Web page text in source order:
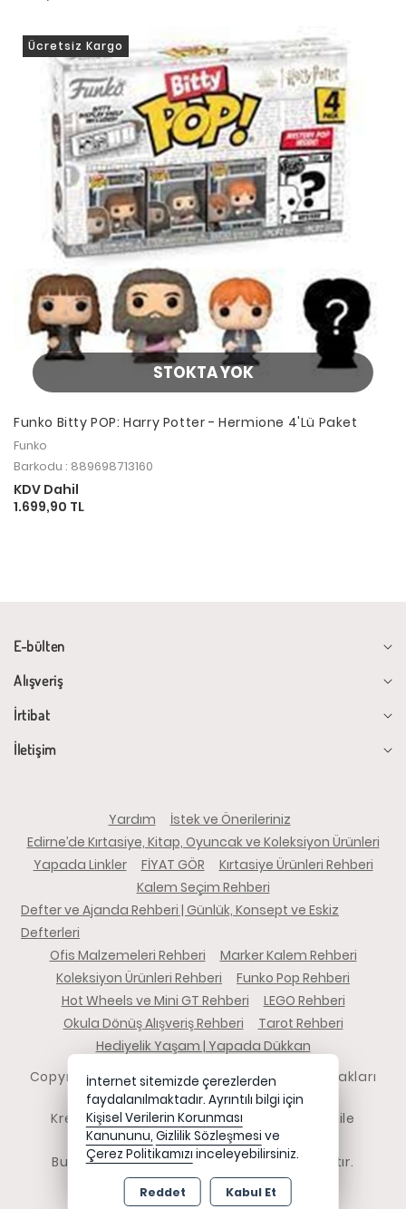
STOKTA YOK
Ücretsiz Kargo
Funko Bitty POP: Harry Potter - Hermione 4'Lü Paket
Funko
Barkodu : 889698713160
KDV Dahil
1.699,90 TL
E-bülten
Alışveriş
İrtibat
İletişim
Yardım
İstek ve Önerileriniz
Edirne’de Kırtasiye, Kitap, Oyuncak ve Koleksiyon Ürünleri
Yapada Linkler
FİYAT GÖR
Kırtasiye Ürünleri Rehberi
Kalem Seçim Rehberi
Defter ve Ajanda Rehberi | Günlük, Konsept ve Eskiz
Defterleri
Ofis Malzemeleri Rehberi
Marker Kalem Rehberi
Koleksiyon Ürünleri Rehberi
Funko Pop Rehberi
Hot Wheels ve Mini GT Rehberi
LEGO Rehberi
Okula Dönüş Alışveriş Rehberi
Tarot Rehberi
Hediyelik Yaşam | Yapada Dükkan
Copyright 2026 yapadadukkan.com - Tüm hakları
saklıdır.
Kredi kartı bilgileriniz 256bit SSL sertifikası ile
korunmaktadır.
Bu site AKINSOFT E-Ticaret ile hazırlanmıştır.
İnternet sitemizde çerezlerden
faydalanılmaktadır. Ayrıntılı bilgi için
Kişisel Verilerin Korunması
Kanununu, Gizlilik Sözleşmesi ve
Çerez Politikamızı inceleyebilirsiniz.
Reddet Kabul Et